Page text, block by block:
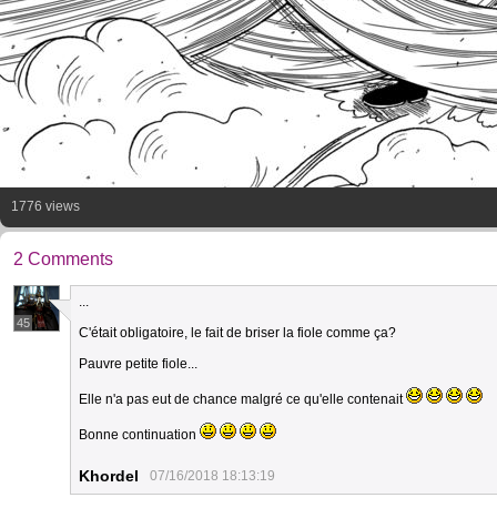
1776 views
2 Comments
45
...
C'était obligatoire, le fait de briser la fiole comme ça?
Pauvre petite fiole...
Elle n'a pas eut de chance malgré ce qu'elle contenait
Bonne continuation
Khordel 07/16/2018 18:13:19